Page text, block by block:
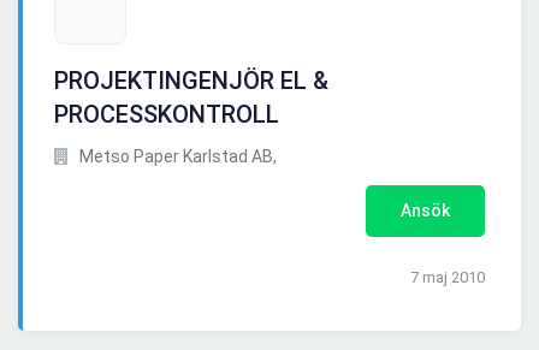
PROJEKTINGENJÖR EL &
PROCESSKONTROLL
Metso Paper Karlstad AB,
Ansök
7 maj 2010